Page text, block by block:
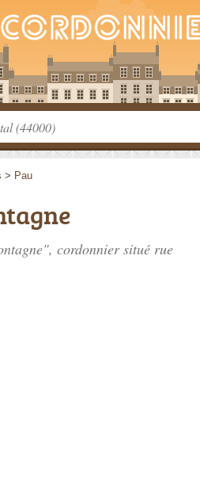
> Pau
cordonnier situé rue